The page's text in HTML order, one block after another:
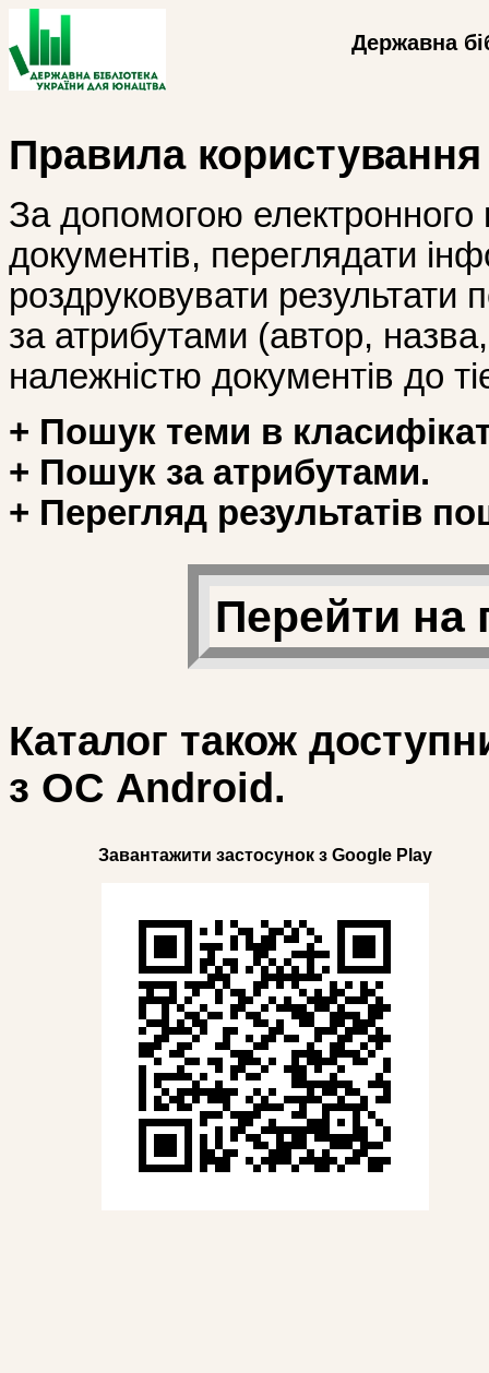
Державна
Правила
За допомогою
документів, переглядати
роздруковувати
за атрибутами (автор, назва,
належністю документів до
+ Пошук теми в
+ Пошук за атрибутами.
+ Перегляд результатів
Перейти на
Каталог також
з ОС Android.
Завантажити застосунок з Google Play